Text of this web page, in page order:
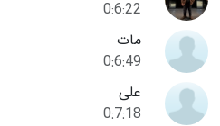
0:6:22
مات
0:6:49
علی
0:7:18